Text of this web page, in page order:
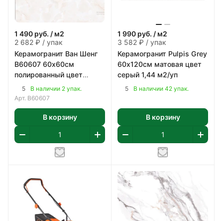
1 490 руб. / м2
2 682 ₽ / упак
Керамогранит Ван Шенг
В60607 60х60см
полированный цвет
бежево-коричневый 1,8
м2/уп
5
В наличии 2 упак.
Арт. В60607
В корзину
1 990 руб. / м2
3 582 ₽ / упак
Керамогранит Pulpis Grey
60х120см матовая цвет
серый 1,44 м2/уп
5 В наличии 42 упак.
В корзину